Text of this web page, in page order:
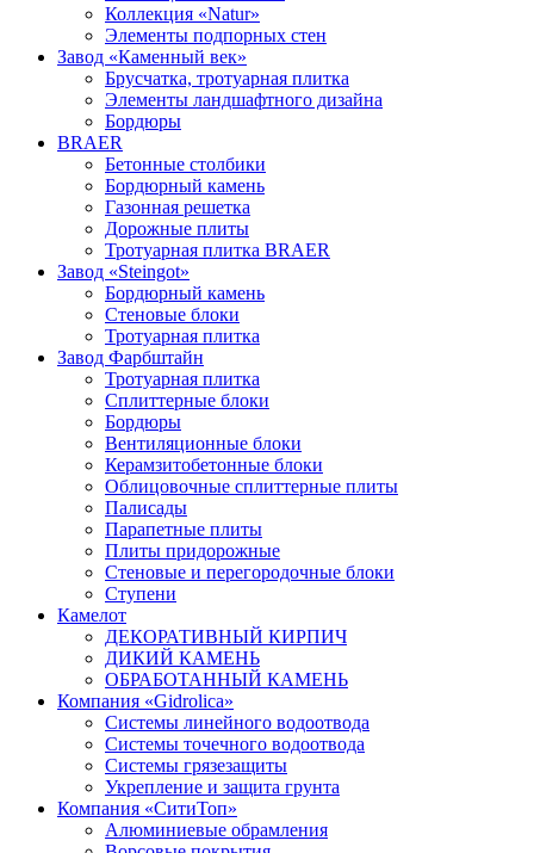
Коллекция «Natur»
Элементы подпорных стен
Завод «Каменный век»
Брусчатка, тротуарная плитка
Элементы ландшафтного дизайна
Бордюры
BRAER
Бетонные столбики
Бордюрный камень
Газонная решетка
Дорожные плиты
Тротуарная плитка BRAER
Завод «Steingot»
Бордюрный камень
Стеновые блоки
Тротуарная плитка
Завод Фарбштайн
Тротуарная плитка
Cплиттерные блоки
Бордюры
Вентиляционные блоки
Керамзитобетонные блоки
Облицовочные сплиттерные плиты
Палисады
Парапетные плиты
Плиты придорожные
Стеновые и перегородочные блоки
Ступени
Камелот
ДЕКОРАТИВНЫЙ КИРПИЧ
ДИКИЙ КАМЕНЬ
ОБРАБОТАННЫЙ КАМЕНЬ
Компания «Gidrolica»
Системы линейного водоотвода
Системы точечного водоотвода
Системы грязезащиты
Укрепление и защита грунта
Компания «СитиТоп»
Алюминиевые обрамления